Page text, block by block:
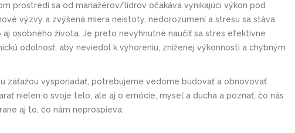
prostredí sa od manažérov/lídrov očakáva vynikajúci výkon pod
výzvy a zvýšená miera neistoty, nedorozumení a stresu sa stáva
osobného života. Je preto nevyhnutné naučiť sa stres efektívne
odolnosť, aby neviedol k vyhoreniu, zníženej výkonnosti a chybným
záťažou vysporiadať, potrebujeme vedome budovať a obnovovať
nielen o svoje telo, ale aj o emócie, myseľ a ducha a poznať, čo nás
aj to, čo nám neprospieva.